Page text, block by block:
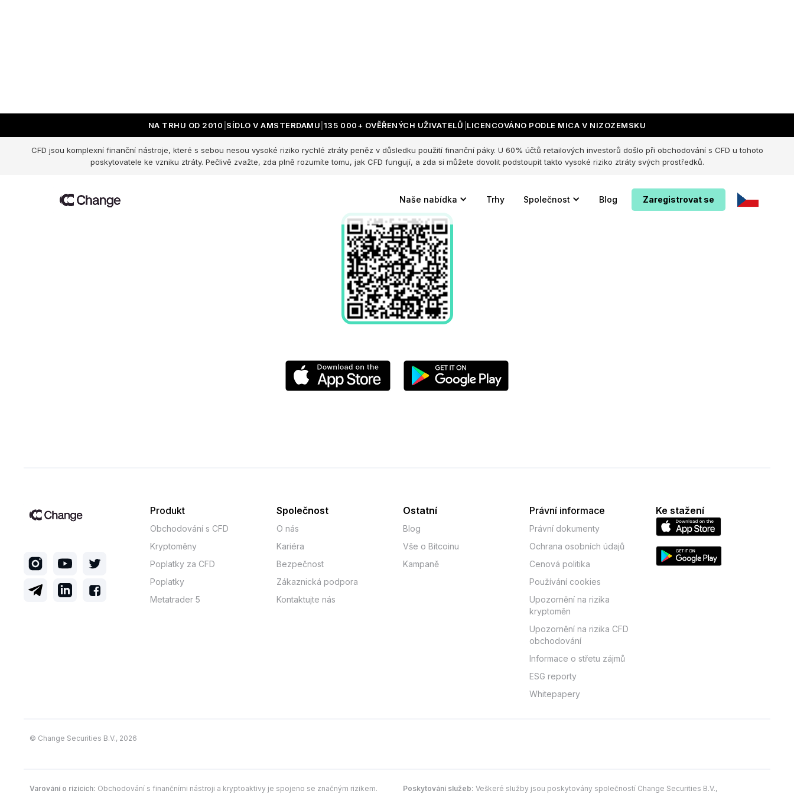
NA TRHU OD 2010 SÍDLO V AMSTERDAMU 135 000+ OVĚŘENÝCH UŽIVATELŮ LICENCOVÁNO PODLE MICA V NIZOZEMSKU
CFD jsou komplexní finanční nástroje, které s sebou nesou vysoké riziko rychlé ztráty peněz v důsledku použití finanční páky. U 60% účtů retailových investorů došlo při obchodování s CFD u tohoto
poskytovatele ke vzniku ztráty. Pečlivě zvažte, zda plně rozumíte tomu, jak CFD fungují, a zda si můžete dovolit podstoupit takto vysoké riziko ztráty svých prostředků.
Naše nabídka Trhy Společnost Blog Zaregistrovat se
pro iNstalaci aplikace Change
naskenujte tento qr kód
Produkt
Obchodování s CFD
Kryptoměny
Poplatky za CFD
Poplatky
Metatrader 5
Společnost
O nás
Kariéra
Bezpečnost
Zákaznická podpora
Kontaktujte nás
Ostatní
Blog
Vše o Bitcoinu
Kampaně
Právní informace
Právní dokumenty
Ochrana osobních údajů
Cenová politika
Používání cookies
Upozornění na rizika
kryptoměn
Upozornění na rizika CFD
obchodování
Informace o střetu zájmů
ESG reporty
Whitepapery
Ke stažení
© Change Securities B.V., 2026
Varování o rizicích: Obchodování s finančními nástroji a kryptoaktivy je spojeno se značným rizikem.
Poskytování služeb: Veškeré služby jsou poskytovány společností Change Securities B.V.,